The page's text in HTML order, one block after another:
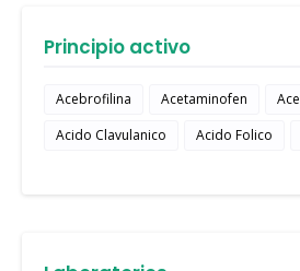
Principio activo
Acebrofilina Acetaminofen
Acido Clavulanico
Acido Folico